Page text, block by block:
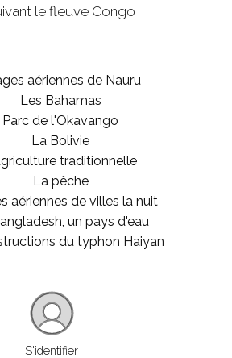
le fleuve Congo
aériennes de Nauru
Les Bahamas
Parc de l'Okavango
La Bolivie
traditionnelle
La pêche
aériennes de villes la nuit
un pays d'eau
du typhon Haiyan
S'identifier